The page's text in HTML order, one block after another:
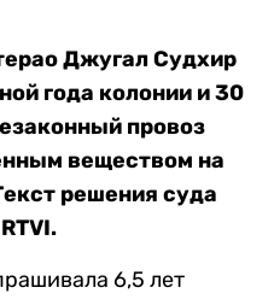
Джугал Судхир
года колонии и 30
провоз
веществом на
решения суда
6,5 лет